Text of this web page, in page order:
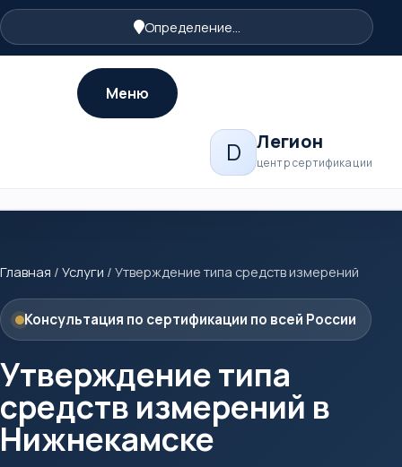
Определение...
D Легион
центр сертификации
Меню
Главная / Услуги / Утверждение типа средств измерений
Консультация по сертификации по всей России
Утверждение типа
средств измерений в
Нижнекамске